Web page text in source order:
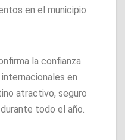
en el municipio.
la confianza
en
atractivo, seguro
todo el año.